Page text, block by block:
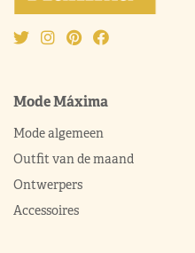
Mode Máxima
Mode algemeen
Outfit van de maand
Ontwerpers
Accessoires